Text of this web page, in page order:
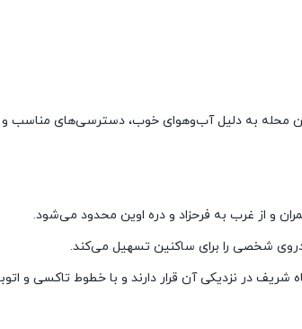
و مدرن در شمال غرب تهران است که در منطقه ۲ شهرداری واقع شده. این محله به دلیل
و از غرب به فرحزاد و دره اوین محدود می‌شود.
شخصی را برای ساکنین تسهیل می‌کند.
شریف در نزدیکی آن قرار دارند و با خطوط تاکسی و